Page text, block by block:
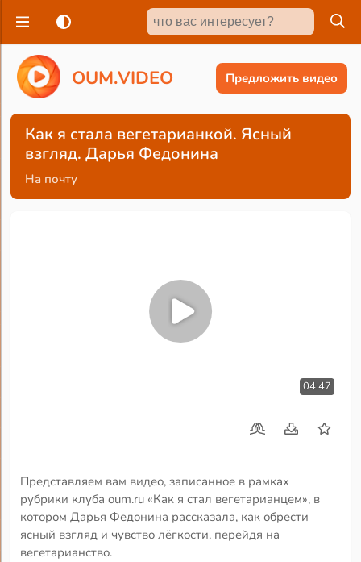
OUM.VIDEO Предложить видео
Как я стала вегетарианкой. Ясный
взгляд. Дарья Федонина
На почту
04:47
Представляем вам видео, записанное в рамках
рубрики клуба oum.ru «Как я стал вегетарианцем», в
котором Дарья Федонина рассказала, как обрести
ясный взгляд и чувство лёгкости, перейдя на
вегетарианство.